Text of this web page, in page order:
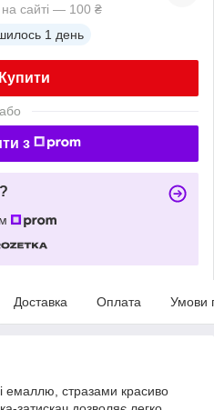
сайті — 100 ₴
1 день
Купити
або
з
Доставка Оплата Умови
емаллю, стразами красиво